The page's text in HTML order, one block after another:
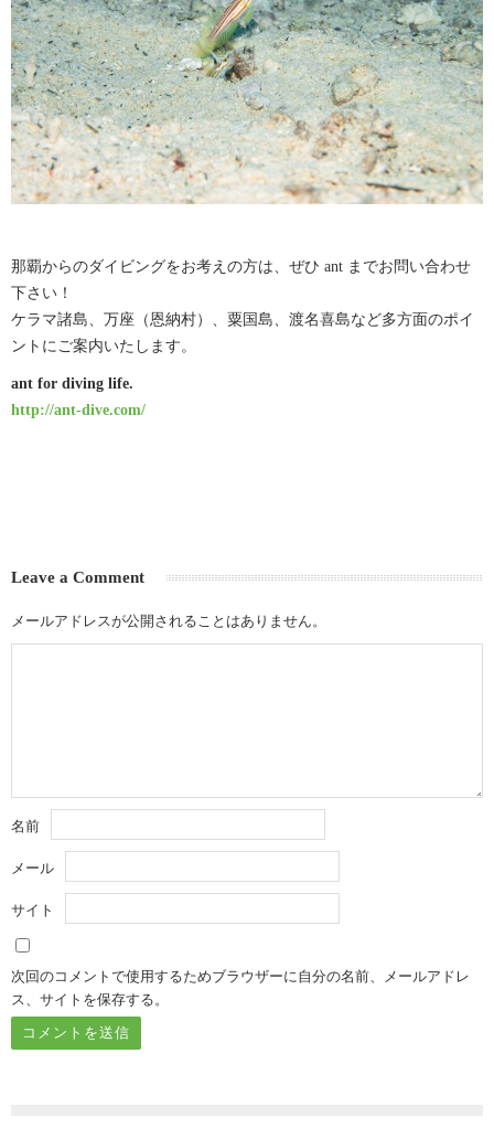
那覇からのダイビングをお考えの方は、ぜひ ant までお問い合わせ
下さい！
ケラマ諸島、万座（恩納村）、粟国島、渡名喜島など多方面のポイ
ントにご案内いたします。
ant for diving life.
http://ant-dive.com/
Leave a Comment
メールアドレスが公開されることはありません。
名前
メール
サイト
次回のコメントで使用するためブラウザーに自分の名前、メールアドレ
ス、サイトを保存する。